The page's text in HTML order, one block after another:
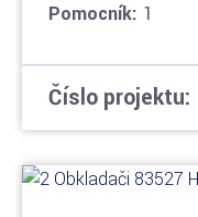
Pomocník: 1
Číslo projektu: